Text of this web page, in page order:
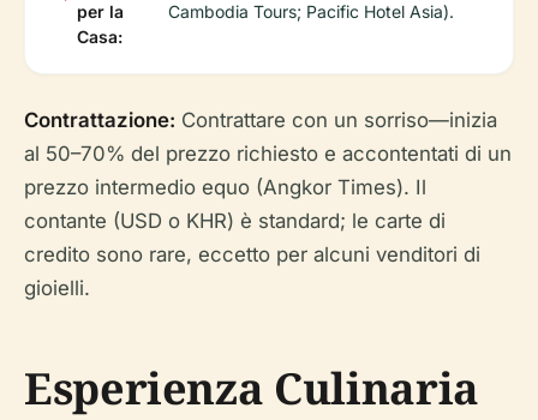
per la
Casa:
Cambodia Tours; Pacific Hotel Asia).
Contrattazione: Contrattare con un sorriso—inizia
al 50–70% del prezzo richiesto e accontentati di un
prezzo intermedio equo (Angkor Times). Il
contante (USD o KHR) è standard; le carte di
credito sono rare, eccetto per alcuni venditori di
gioielli.
Esperienza Culinaria